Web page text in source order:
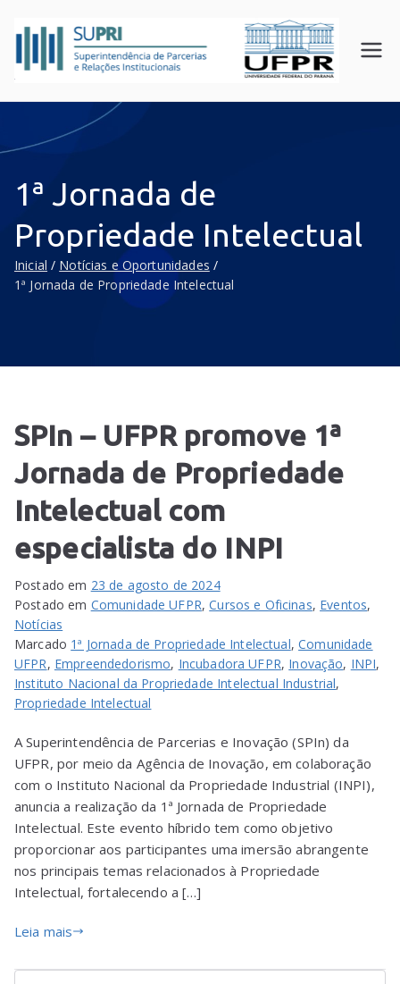
SUPR
Superin
cia de
Instituc
ionais
1ª Jornada de
Propriedade Intelectual
Inicial
Notícias e Oportunidades
1ª Jornada de Propriedade Intelectual
SPIn – UFPR promove 1ª
Jornada de Propriedade
Intelectual com
especialista do INPI
Postado em 23 de agosto de 2024
Postado em Comunidade UFPR,Cursos e Oficinas, Eventos,
Notícias
Marcado 1ª Jornada de Propriedade Intelectual,Comunidade
UFPR, Empreendedorismo, Incubadora UFPR, Inovação, INPI,
Instituto Nacional da Propriedade Intelectual Industrial,
Propriedade Intelectual
A Superintendência de Parcerias e Inovação (SPIn) da
UFPR, por meio da Agência de Inovação, em colaboração
com o Instituto Nacional da Propriedade Industrial (INPI),
anuncia a realização da 1ª Jornada de Propriedade
Intelectual. Este evento híbrido tem como objetivo
proporcionar aos participantes uma imersão abrangente
nos principais temas relacionados à Propriedade
Intelectual, fortalecendo a […]
Leia mais